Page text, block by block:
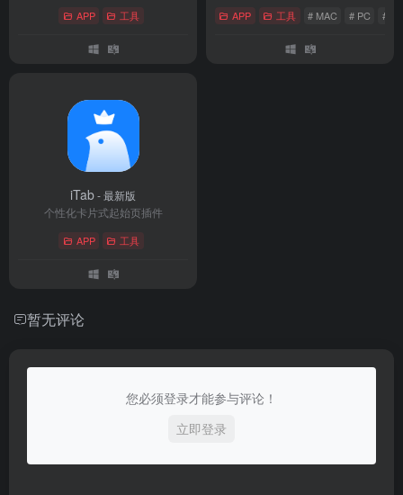
APP 工具 APP 工具 # MAC # PC # 投
iTab- 最新版
个性化卡片式起始页插件
APP 工具
暂无评论
您必须登录才能参与评论！
立即登录